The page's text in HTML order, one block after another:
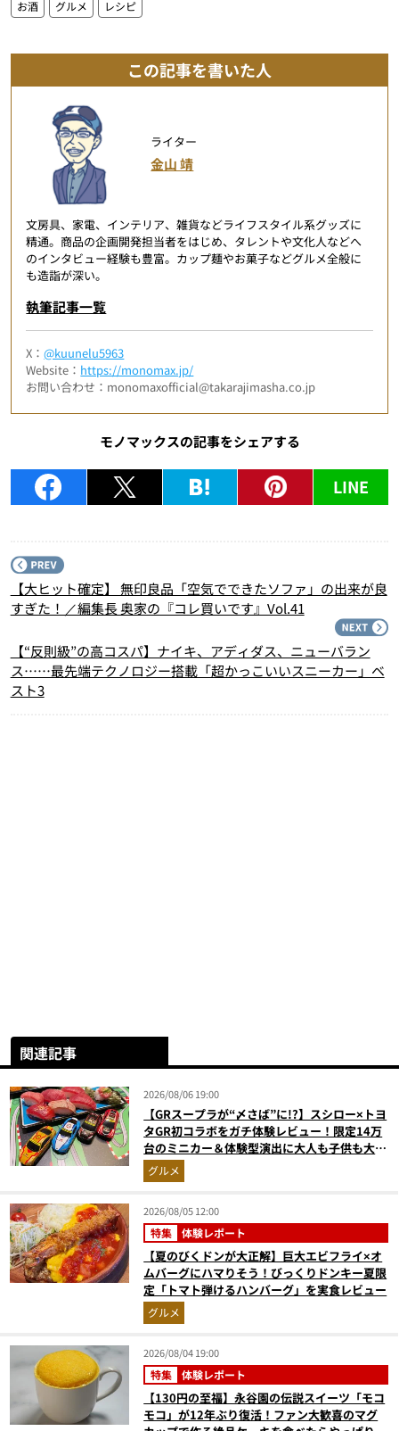
お酒 グルメ レシピ
この記事を書いた人
ライター
金山 靖
文房具、家電、インテリア、雑貨などライフスタイル系グッズに
精通。商品の企画開発担当者をはじめ、タレントや文化人などへ
のインタビュー経験も豊富。カップ麺やお菓子などグルメ全般に
も造詣が深い。
執筆記事一覧
X：@kuunelu5963
Website： https://monomax.jp/
お問い合わせ：monomaxofficial@takarajimasha.co.jp
モノマックスの記事をシェアする
LINE
【大ヒット確定】 無印良品「空気でできたソファ」の出来が良
すぎた！／編集長 奥家の『コレ買いです』Vol.41
【“反則級”の高コスパ】ナイキ、アディダス、ニューバラン
ス……最先端テクノロジー搭載「超かっこいいスニーカー」ベ
スト3
関連記事
2026/08/06 19:00
【GRスープラが“〆さば”に!?】スシロー×トヨ
タGR初コラボをガチ体験レビュー！限定14万
台のミニカー＆体験型演出に大人も子供も大興
奮間違いなし
グルメ
2026/08/05 12:00
特集 体験レポート
【夏のびくドンが大正解】巨大エビフライ×オ
ムバーグにハマりそう！びっくりドンキー夏限
定「トマト弾けるハンバーグ」を実食レビュー
グルメ
2026/08/04 19:00
特集 体験レポート
【130円の至福】永谷園の伝説スイーツ「モコ
モコ」が12年ぶり復活！ファン大歓喜のマグ